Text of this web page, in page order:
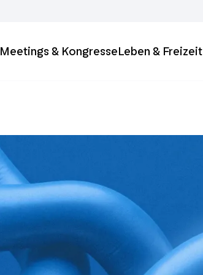
Meetings & KongresseLeben & Freizeit